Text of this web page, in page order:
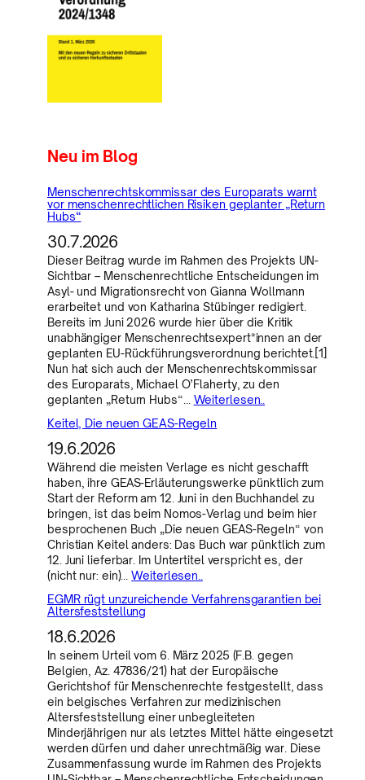
Neu im Blog
Menschenrechtskommissar des Europarats warnt
vor menschenrechtlichen Risiken geplanter „Return
Hubs“
30.7.2026
Dieser Beitrag wurde im Rahmen des Projekts UN-
Sichtbar – Menschenrechtliche Entscheidungen im
Asyl- und Migrationsrecht von Gianna Wollmann
erarbeitet und von Katharina Stübinger redigiert.
Bereits im Juni 2026 wurde hier über die Kritik
unabhängiger Menschenrechtsexpert*innen an der
geplanten EU-Rückführungsverordnung berichtet.[1]
Nun hat sich auch der Menschenrechtskommissar
des Europarats, Michael O’Flaherty, zu den
geplanten „Return Hubs“… Weiterlesen..
Keitel, Die neuen GEAS-Regeln
19.6.2026
Während die meisten Verlage es nicht geschafft
haben, ihre GEAS-Erläuterungswerke pünktlich zum
Start der Reform am 12. Juni in den Buchhandel zu
bringen, ist das beim Nomos-Verlag und beim hier
besprochenen Buch „Die neuen GEAS-Regeln“ von
Christian Keitel anders: Das Buch war pünktlich zum
12. Juni lieferbar. Im Untertitel verspricht es, der
(nicht nur: ein)…Weiterlesen..
EGMR rügt unzureichende Verfahrensgarantien bei
Altersfeststellung
18.6.2026
In seinem Urteil vom 6. März 2025 (F.B. gegen
Belgien, Az. 47836/21) hat der Europäische
Gerichtshof für Menschenrechte festgestellt, dass
ein belgisches Verfahren zur medizinischen
Altersfeststellung einer unbegleiteten
Minderjährigen nur als letztes Mittel hätte eingesetzt
werden dürfen und daher unrechtmäßig war. Diese
Zusammenfassung wurde im Rahmen des Projekts